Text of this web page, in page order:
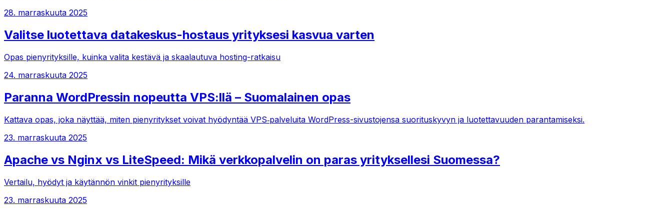
28. marraskuuta 2025
Valitse luotettava datakeskus-hostaus yrityksesi kasvua varten
Opas pienyrityksille, kuinka valita kestävä ja skaalautuva hosting-ratkaisu
24. marraskuuta 2025
Paranna WordPressin nopeutta VPS:llä – Suomalainen opas
Kattava opas, joka näyttää, miten pienyritykset voivat hyödyntää VPS‑palveluita WordPress-sivustojensa suorituskyvyn ja luotettavuuden parantamiseksi.
23. marraskuuta 2025
Apache vs Nginx vs LiteSpeed: Mikä verkkopalvelin on paras yrityksellesi Suomessa?
Vertailu, hyödyt ja käytännön vinkit pienyrityksille
23. marraskuuta 2025